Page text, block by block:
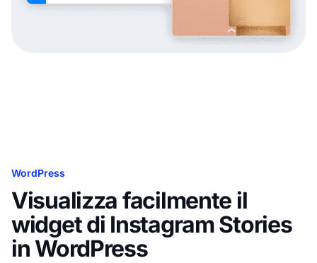
WordPress
Visualizza facilmente il
widget di Instagram Stories
in WordPress